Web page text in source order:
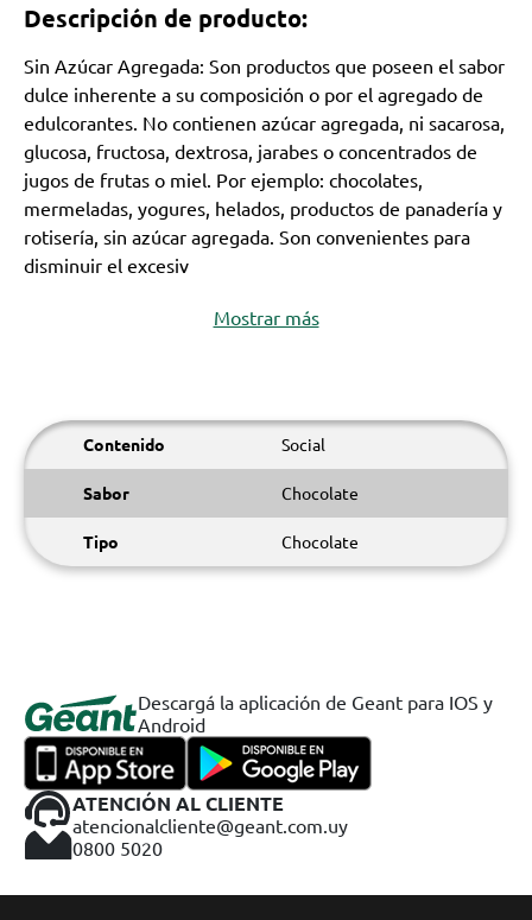
Descripción de producto:
Sin Azúcar Agregada: Son productos que poseen el sabor
dulce inherente a su composición o por el agregado de
edulcorantes. No contienen azúcar agregada, ni sacarosa,
glucosa, fructosa, dextrosa, jarabes o concentrados de
jugos de frutas o miel. Por ejemplo: chocolates,
mermeladas, yogures, helados, productos de panadería y
rotisería, sin azúcar agregada. Son convenientes para
disminuir el excesiv
Mostrar más
Contenido Social
Sabor Chocolate
Tipo Chocolate
Descargá la aplicación de Geant para IOS y
Android
ATENCIÓN AL CLIENTE
atencionalcliente@geant.com.uy
0800 5020